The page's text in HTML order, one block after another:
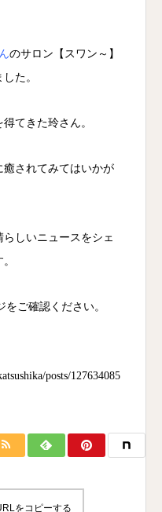
のサロン【スワン～】
た。
てきた玲さん。
されてみてはいかが
しいニュースをシェ
ご確認ください。
posts/127634085
をコピーする